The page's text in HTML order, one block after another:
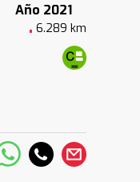
Año 2021
6.289 km